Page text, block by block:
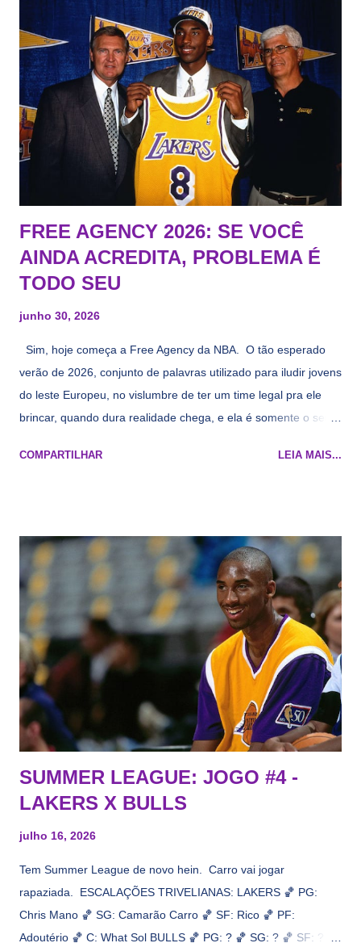
FREE AGENCY 2026: SE VOCÊ
AINDA ACREDITA, PROBLEMA É
TODO SEU
junho 30, 2026
Sim, hoje começa a Free Agency da NBA. O tão esperado
verão de 2026, conjunto de palavras utilizado para iludir jovens
do leste Europeu, no vislumbre de ter um time legal pra ele
brincar, quando dura realidade chega, e ela é somente o seu
cara de decrépito, mas que aparentemente ainda é jovem.
vezes a gente esquece mesmo. Então, como diria o Marcelo
Tas no Telecurso 2000 , É HORA DA REVISÃO! Ah, e quase
todos esses nomes foram linkados ao Lakers. Se de fato há o
interesse, não importa, o nosso compromisso é sempre com a
informação, a veracidade vem depois. E do Lakers hein? Até
agora nada de Ruim Hachaomuro (dizem que Nets tem
interesse) e LeBrão James - esse sendo assediado pelo
Draymond Green enquanto chora pro Cavs contrat...
COMPARTILHAR LEIA MAIS...
SUMMER LEAGUE: JOGO #4 -
LAKERS X BULLS
julho 16, 2026
Tem Summer League de novo hein. Carro vai jogar
rapaziada. ESCALAÇÕES TRIVELIANAS: LAKERS 🏀 PG:
Chris Mano 🏀 SG: Camarão Carro 🏀 SF: Rico 🏀 PF:
Adoutério 🏀 C: What Sol BULLS 🏀 PG: ? 🏀 SG: ? 🏀 SF: ? 🏀